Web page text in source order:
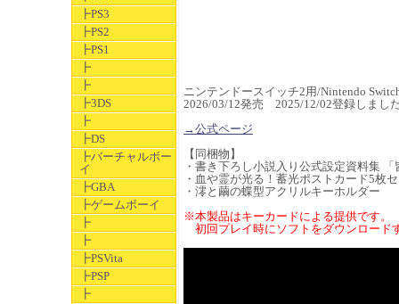
┣PS3
┣PS2
┣PS1
┣
┣
┣3DS
┣
┣DS
┣バーチャルボー
イ
┣GBA
┣ゲームボーイ
┣
┣
┣PSVita
┣PSP
┣
ニンテンドースイッチ2用/Nintendo
2026/03/12発売 2025/12/02登録しまし
→公式ページ
【同梱物】
・書き下ろし小説入り公式設定資料集
・血や霊が光る！蓄光ポストカード5枚
・澪と繭の蝶型アクリルキーホルダー
※本製品はキーカードによる提供です。
初回プレイ時にソフトをダウンロード